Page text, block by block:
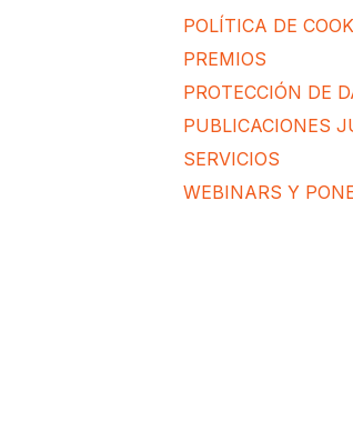
POLÍTICA DE
PREMIOS
PROTECCIÓN DE
PUBLICACIONES
SERVICIOS
WEBINARS Y